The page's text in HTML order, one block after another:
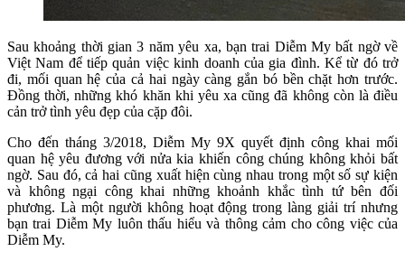
Sau khoảng thời gian 3 năm yêu xa, bạn trai Diễm My bất ngờ về
Việt Nam để tiếp quản việc kinh doanh của gia đình. Kể từ đó trở
đi, mối quan hệ của cả hai ngày càng gắn bó bền chặt hơn trước.
Đồng thời, những khó khăn khi yêu xa cũng đã không còn là điều
cản trở tình yêu đẹp của cặp đôi.
Cho đến tháng 3/2018, Diễm My 9X quyết định công khai mối
quan hệ yêu đương với nửa kia khiến công chúng không khỏi bất
ngờ. Sau đó, cả hai cũng xuất hiện cùng nhau trong một số sự kiện
và không ngại công khai những khoảnh khắc tình tứ bên đối
phương. Là một người không hoạt động trong làng giải trí nhưng
bạn trai Diễm My luôn thấu hiểu và thông cảm cho công việc của
Diễm My.